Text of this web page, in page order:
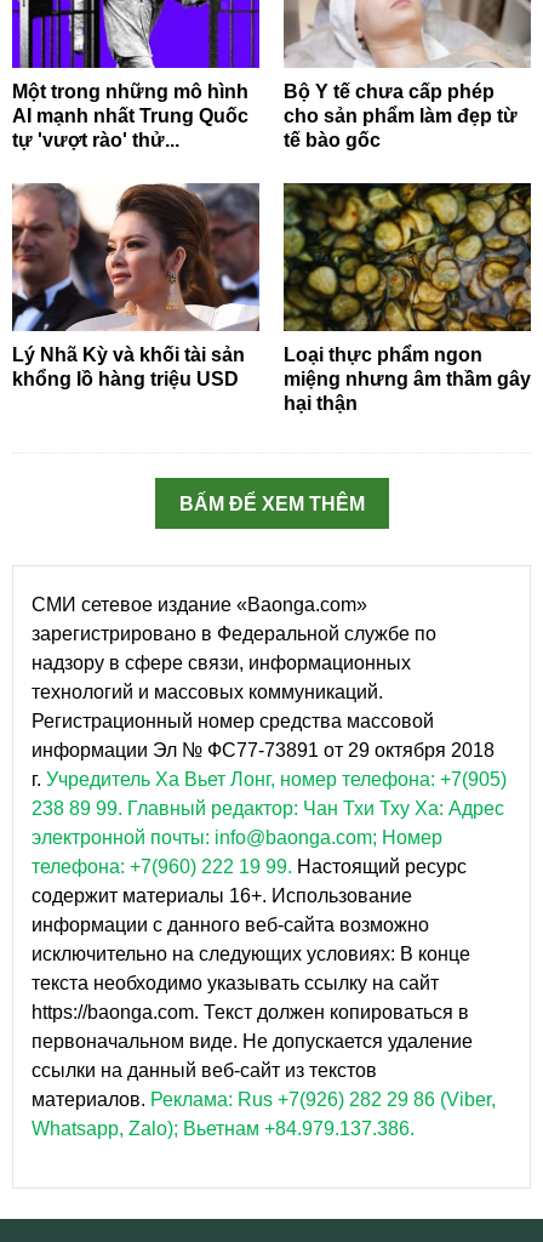
Một trong những mô hình
AI mạnh nhất Trung Quốc
tự 'vượt rào' thử...
Bộ Y tế chưa cấp phép
cho sản phẩm làm đẹp từ
tế bào gốc
Lý Nhã Kỳ và khối tài sản
khổng lồ hàng triệu USD
Loại thực phẩm ngon
miệng nhưng âm thầm gây
hại thận
BẤM ĐỂ XEM THÊM
СМИ сетевое издание «Baonga.com»
зарегистрировано в Федеральной службе по
надзору в сфере связи, информационных
технологий и массовых коммуникаций.
Регистрационный номер средства массовой
информации Эл № ФС77-73891 от 29 октября 2018
г. Учредитель Ха Вьет Лонг, номер телефона: +7(905)
238 89 99. Главный редактор: Чан Тхи Тху Ха: Адрес
электронной почты: info@baonga.com; Номер
телефона: +7(960) 222 19 99. Настоящий ресурс
содержит материалы 16+. Использование
информации с данного веб-сайта возможно
исключительно на следующих условиях: В конце
текста необходимо указывать ссылку на сайт
https://baonga.com. Текст должен копироваться в
первоначальном виде. Не допускается удаление
ссылки на данный веб-сайт из текстов
материалов. Реклама: Rus +7(926) 282 29 86 (Viber,
Whatsapp, Zalo); Вьетнам +84.979.137.386.